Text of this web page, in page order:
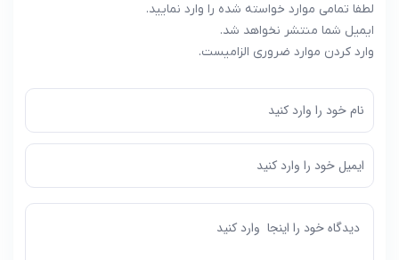
لطفا تمامی موارد خواسته شده را وارد نمایید.
ایمیل شما منتشر نخواهد شد.
وارد کردن موارد ضروری الزامیست.